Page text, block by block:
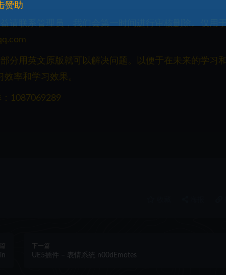
分用英文原版就可以解决问题。以便于在未来的学习
率和学习效果。
1087069289
下一篇
UE5插件 – 表情系统 n00dEmotes
赞助